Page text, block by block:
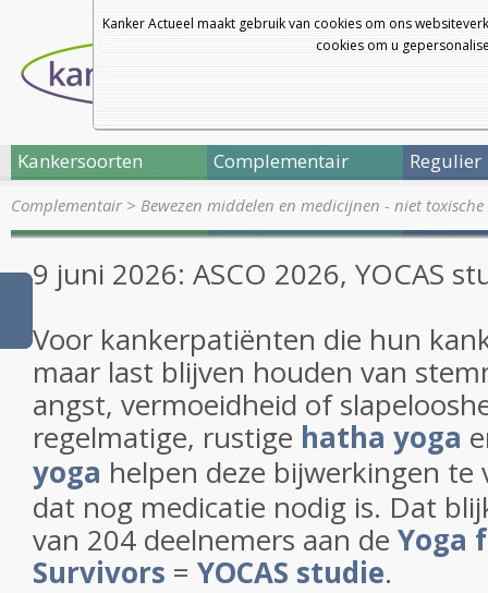
Kanker Actueel maakt gebruik van cookies om ons
cookies om u
Kankersoorten Complementair Regulier
Complementair> Bewezen middelen en medicijnen - niet
9 juni 2026: ASCO 2026, YOCAS
Voor kankerpatiënten die hun
maar last blijven houden van
angst, vermoeidheid of
regelmatige, rustige hatha yoga
yoga helpen deze bijwerkingen te
dat nog medicatie nodig is. Dat
van 204 deelnemers aan de Yoga
Survivors = YOCAS studie.